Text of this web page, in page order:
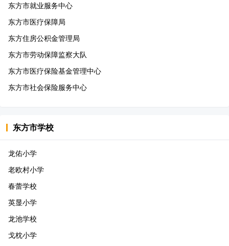
东方市就业服务中心
东方市医疗保障局
东方住房公积金管理局
东方市劳动保障监察大队
东方市医疗保险基金管理中心
东方市社会保险服务中心
东方市学校
龙佑小学
老欧村小学
春蕾学校
英显小学
龙池学校
戈枕小学